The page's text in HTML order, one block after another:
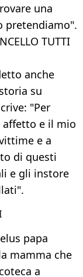
una
pretendiamo".
TUTTI
anche
su
"Per
affetto e il mio
e a
di questi
e gli instore
papa
mamma che
a